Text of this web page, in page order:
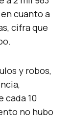
cuanto a
cifra que
y robos,
cada 10
no hubo